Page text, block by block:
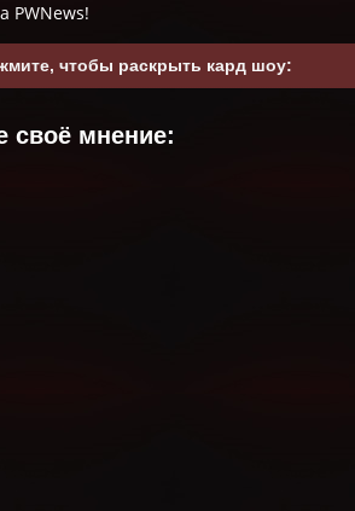
PWNews!
чтобы раскрыть кард шоу:
своё мнение: